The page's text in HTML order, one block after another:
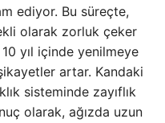
ediyor. Bu süreçte,
olarak zorluk çeker
yıl içinde yenilmeye
artar. Kandaki
sisteminde zayıflık
olarak, ağızda uzun